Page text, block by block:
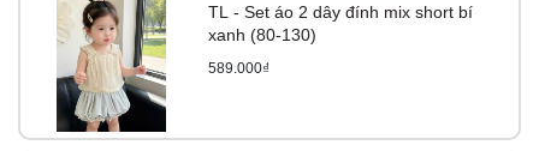
TL - Set áo 2 dây đính mix short bí
xanh (80-130)
589.000₫